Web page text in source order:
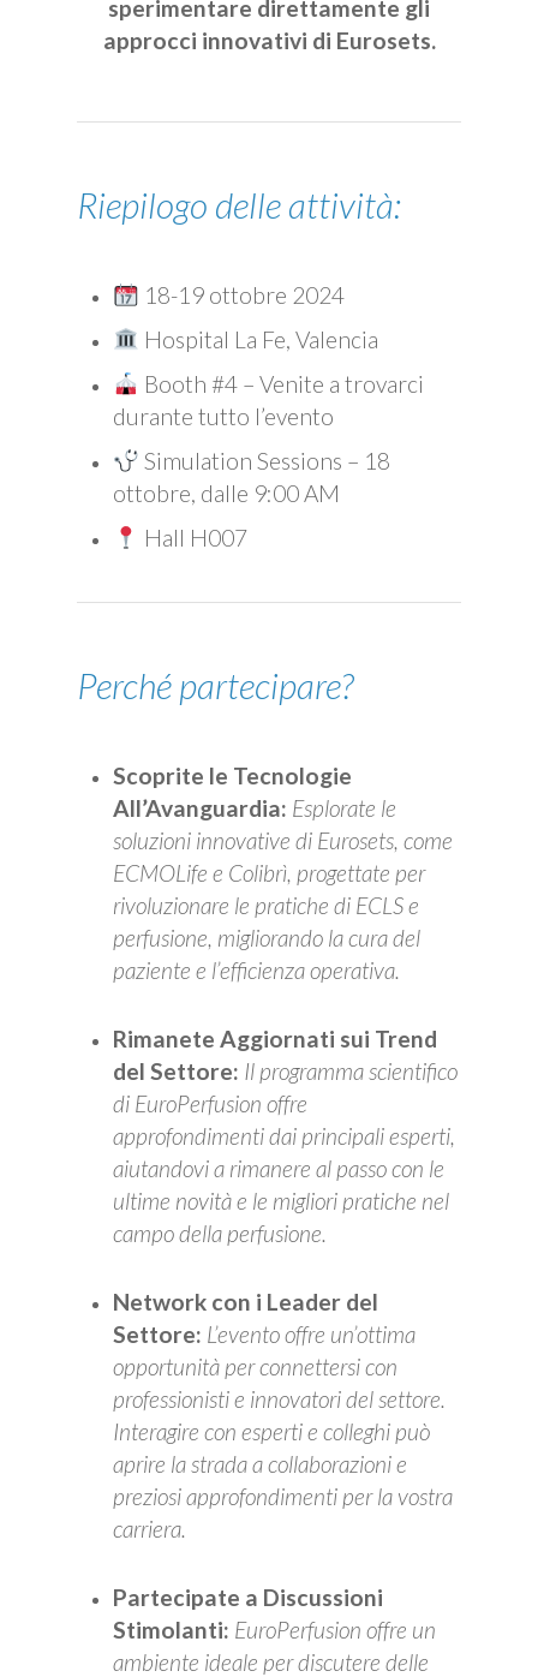
sperimentare direttamente gli
approcci innovativi di Eurosets.
Riepilogo delle attività:
18-19 ottobre 2024
Hospital La Fe, Valencia
Booth #4 – Venite a trovarci
durante tutto l’evento
Simulation Sessions – 18
ottobre, dalle 9:00 AM
Hall H007
Perché partecipare?
Scoprite le Tecnologie
All’Avanguardia: Esplorate le
soluzioni innovative di Eurosets, come
ECMOLife e Colibrì, progettate per
rivoluzionare le pratiche di ECLS e
perfusione, migliorando la cura del
paziente e l’efficienza operativa.
Rimanete Aggiornati sui Trend
del Settore: Il programma scientifico
di EuroPerfusion offre
approfondimenti dai principali esperti,
aiutandovi a rimanere al passo con le
ultime novità e le migliori pratiche nel
campo della perfusione.
Network con i Leader del
Settore: L’evento offre un’ottima
opportunità per connettersi con
professionisti e innovatori del settore.
Interagire con esperti e colleghi può
aprire la strada a collaborazioni e
preziosi approfondimenti per la vostra
carriera.
Partecipate a Discussioni
Stimolanti: EuroPerfusion offre un
ambiente ideale per discutere delle